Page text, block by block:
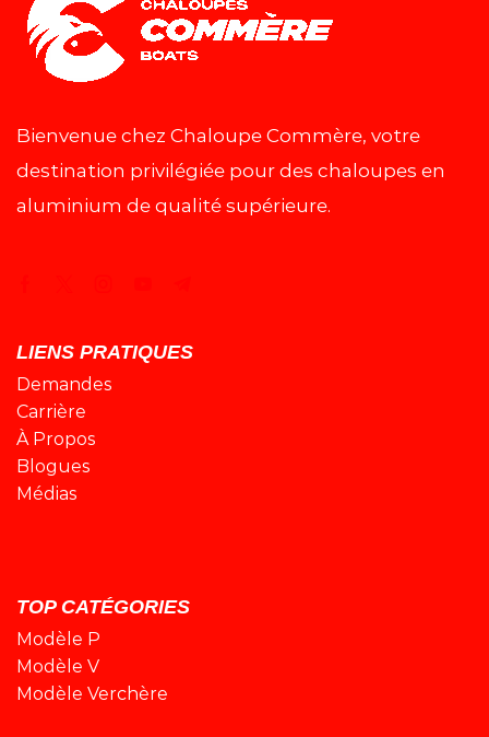
Bienvenue chez Chaloupe Commère, votre
destination privilégiée pour des chaloupes en
aluminium de qualité supérieure.
LIENS PRATIQUES
Demandes
Carrière
À Propos
Blogues
Médias
TOP CATÉGORIES
Modèle P
Modèle V
Modèle Verchère